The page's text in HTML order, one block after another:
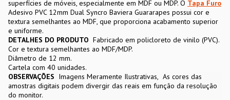
superfícies de móveis, especialmente em MDF ou MDP. O Tapa Furo
Adesivo PVC 12mm Dual Syncro Baviera Guararapes possui cor e
textura semelhantes ao MDF, que proporciona acabamento superior
e uniforme.
DETALHES DO PRODUTO Fabricado em policloreto de vinilo (PVC).
Cor e textura semelhantes ao MDF/MDP.
Diâmetro de 12 mm.
Cartela com 40 unidades.
OBSERVAÇÕES Imagens Meramente Ilustrativas
As cores das
amostras digitais podem divergir das reais em função da resolução
do monitor.